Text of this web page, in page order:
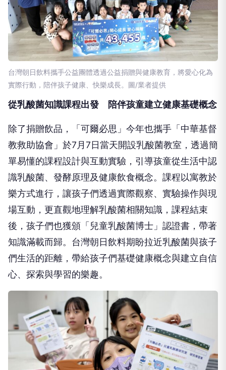
台灣朝日飲料攜手公益團體透過公益捐贈與健康教育，將愛心化為
實際行動，陪伴孩子健康、快樂成長。圖/業者提供
從乳酸菌知識課程出發 陪伴孩童建立健康基礎概念
除了捐贈飲品，「可爾必思」今年也攜手「中華基督
教救助協會」於7月7日當天開設乳酸菌教室，透過簡
單易懂的課程設計與互動實驗，引導孩童從生活中認
識乳酸菌、發酵原理及健康飲食概念。課程以寓教於
樂方式進行，讓孩子們透過實際觀察、實驗操作與現
場互動，更直觀地理解乳酸菌相關知識，課程結束
後，孩子們也獲頒「兒童乳酸菌博士」認證書，帶著
知識滿載而歸。台灣朝日飲料期盼拉近乳酸菌與孩子
們生活的距離，帶給孩子們基礎健康概念與建立自信
心、探索與學習的樂趣。